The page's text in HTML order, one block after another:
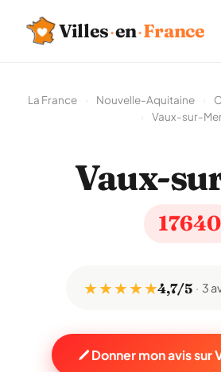
Villes·en·France
La France Nouvelle-Aquitaine
Vaux-sur-
Vaux-
17640
★ ★ ★ ★ ★4,7/5 3
Donner mon avis